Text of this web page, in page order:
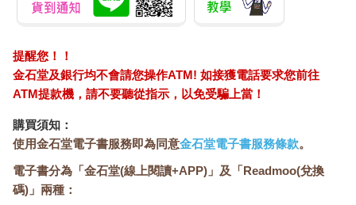
「妳要小心喔。」女孩大方謝過後，開口問鄉音濃厚的周爺爺：
女孩來自四川成都，隨著當空軍的爸爸任務調動才搬到南京。老
鄉見面分外親切，女孩留下周爺爺的聯絡方式後，偶爾一起喝
茶、看電影，彼此用家鄉話聊著說不完的話題。
周爺爺為了這個投緣的女孩在南京停留了將近一年的時間，終於
不得不返回香港之際，女孩問大她二十歲的周爺爺：
「你結婚沒有？」
提醒您！！
金石堂及銀行均不會請您操作ATM! 如接獲電話要求您前往
ATM提款機，請不要聽從指示，以免受騙上當！
購買須知：
使用金石堂電子書服務即為同意金石堂電子書服務條款。
電子書分為「金石堂(線上閱讀+APP)」及「Readmoo(兌換
碼)」兩種：